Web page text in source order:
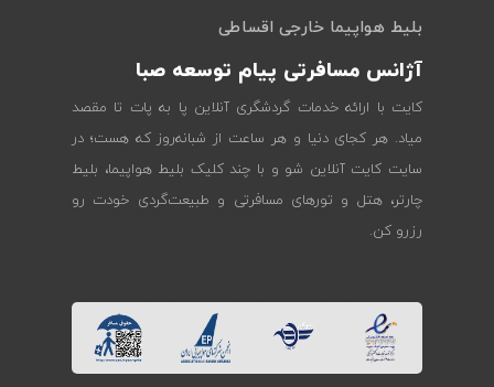
بلیط هواپیما خارجی اقساطی
آژانس مسافرتی پیام توسعه صبا
کایت با ارائه خدمات گردشگری آنلاین پا به پات تا مقصد
میاد. هر کجای دنیا و هر ساعت از شبانه‌روز که هست؛ در
سایت کایت آنلاین شو و با چند کلیک بلیط هواپیما، بلیط
چارتر، هتل و تورهای مسافرتی و طبیعت‌گردی خودت رو
رزرو کن.